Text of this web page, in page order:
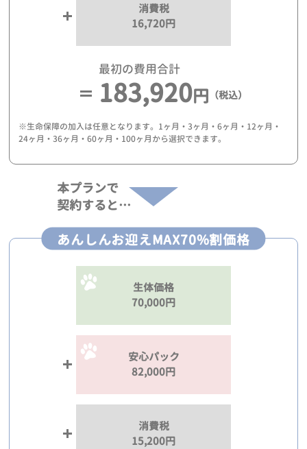
消費税
16,720円
最初の費用合計
183,920円 （税込）
※生命保障の加入は任意となります。1ヶ月・3ヶ月・6ヶ月・12ヶ月・
24ヶ月・36ヶ月・60ヶ月・100ヶ月から選択できます。
本プランで
契約すると…
あんしんお迎えMAX70%割価格
生体価格
70,000円
安心パック
82,000円
消費税
15,200円